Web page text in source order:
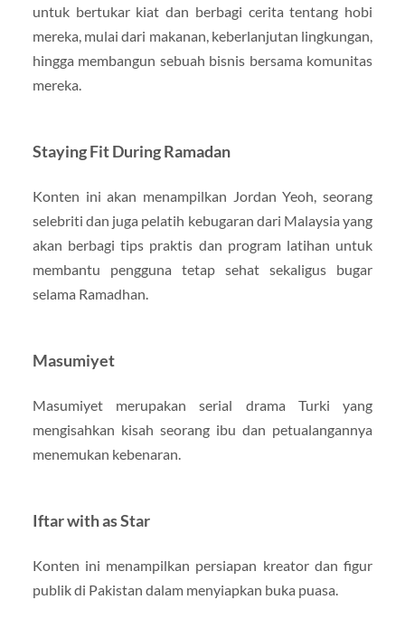
untuk bertukar kiat dan berbagi cerita tentang hobi
mereka, mulai dari makanan, keberlanjutan lingkungan,
hingga membangun sebuah bisnis bersama komunitas
mereka.
Staying Fit During Ramadan
Konten ini akan menampilkan Jordan Yeoh, seorang
selebriti dan juga pelatih kebugaran dari Malaysia yang
akan berbagi tips praktis dan program latihan untuk
membantu pengguna tetap sehat sekaligus bugar
selama Ramadhan.
Masumiyet
Masumiyet merupakan serial drama Turki yang
mengisahkan kisah seorang ibu dan petualangannya
menemukan kebenaran.
Iftar with as Star
Konten ini menampilkan persiapan kreator dan figur
publik di Pakistan dalam menyiapkan buka puasa.